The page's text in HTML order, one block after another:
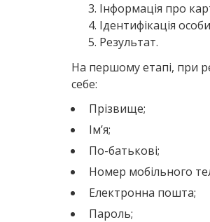
Інформація про
Ідентифікація
Результат.
На першому етапі, при
себе:
Прізвище;
Ім’я;
По-батькові;
Номер мобільного
Електронна пошта;
Пароль;